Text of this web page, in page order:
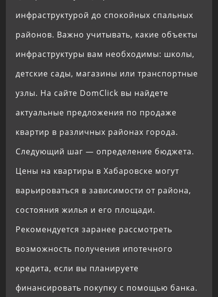
инфраструктурой до спокойных спальных
районов. Важно учитывать, какие объекты
инфраструктуры вам необходимы: школы,
детские сады, магазины или транспортные
узлы. На сайте DomClick вы найдете
актуальные предложения по продаже
квартир в различных районах города.
Следующий шаг — определение бюджета.
Цены на квартиры в Хабаровске могут
варьироваться в зависимости от района,
состояния жилья и его площади.
Рекомендуется заранее рассмотреть
возможность получения ипотечного
кредита, если вы планируете
финансировать покупку с помощью банка.